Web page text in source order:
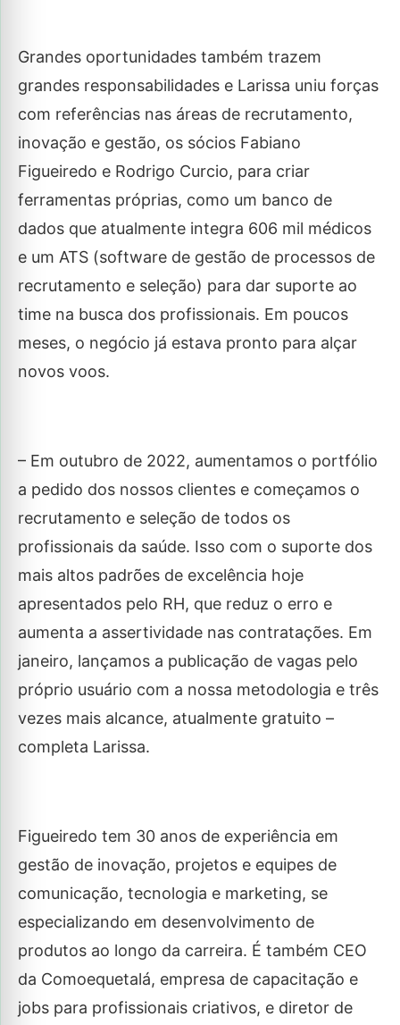
Grandes oportunidades também trazem
grandes responsabilidades e Larissa uniu forças
com referências nas áreas de recrutamento,
inovação e gestão, os sócios Fabiano
Figueiredo e Rodrigo Curcio, para criar
ferramentas próprias, como um banco de
dados que atualmente integra 606 mil médicos
e um ATS (software de gestão de processos de
recrutamento e seleção) para dar suporte ao
time na busca dos profissionais. Em poucos
meses, o negócio já estava pronto para alçar
novos voos.
– Em outubro de 2022, aumentamos o portfólio
a pedido dos nossos clientes e começamos o
recrutamento e seleção de todos os
profissionais da saúde. Isso com o suporte dos
mais altos padrões de excelência hoje
apresentados pelo RH, que reduz o erro e
aumenta a assertividade nas contratações. Em
janeiro, lançamos a publicação de vagas pelo
próprio usuário com a nossa metodologia e três
vezes mais alcance, atualmente gratuito –
completa Larissa.
Figueiredo tem 30 anos de experiência em
gestão de inovação, projetos e equipes de
comunicação, tecnologia e marketing, se
especializando em desenvolvimento de
produtos ao longo da carreira. É também CEO
da Comoequetalá, empresa de capacitação e
jobs para profissionais criativos, e diretor de